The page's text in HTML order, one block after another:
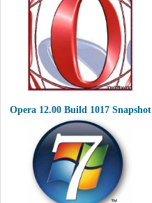
Opera 12.00 Build 1017 Snapshot